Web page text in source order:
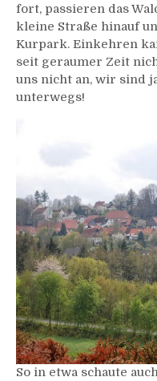
fort, passieren das
kleine Straße hinauf
Kurpark. Einkehren
seit geraumer Zeit
uns nicht an, wir sind
unterwegs!
So in etwa schaute